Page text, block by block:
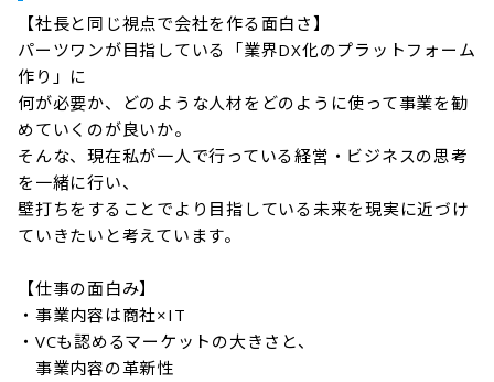
【社長と同じ視点で会社を作る面白さ】
パーツワンが目指している「業界DX化のプラットフォーム
作り」に
何が必要か、どのような人材をどのように使って事業を勧
めていくのが良いか。
そんな、現在私が一人で行っている経営・ビジネスの思考
を一緒に行い、
壁打ちをすることでより目指している未来を現実に近づけ
ていきたいと考えています。
【仕事の面白み】
・事業内容は商社×IT
・VCも認めるマーケットの大きさと、
事業内容の革新性